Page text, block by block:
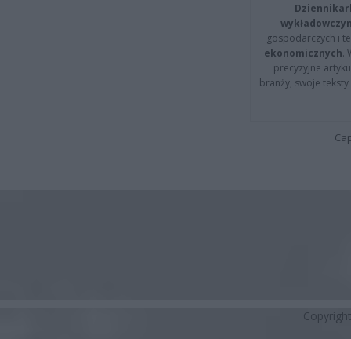
gospodarczych i
ekonomicznych.
precyzyjne
branży, swoje